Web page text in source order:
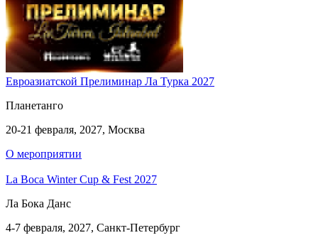
Евроазиатской Прелиминар Ла Турка 2027
Планетанго
20-21 февраля, 2027, Москва
О мероприятии
La Boca Winter Cup & Fest 2027
Ла Бока Данс
4-7 февраля, 2027, Санкт-Петербург